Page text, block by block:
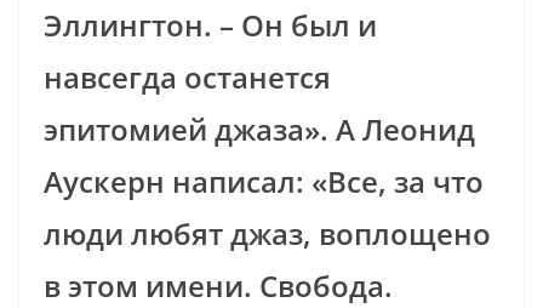
Эллингтон. – Он был и
навсегда останется
эпитомией джаза». А Леонид
Аускерн написал: «Все, за что
люди любят джаз, воплощено
в этом имени. Свобода.